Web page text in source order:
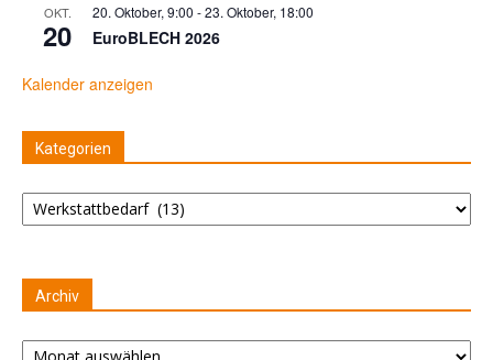
OKT.
20
20. Oktober, 9:00 -23. Oktober, 18:00
EuroBLECH 2026
Kalender anzeigen
Kategorien
Kategorien
Archiv
Archiv